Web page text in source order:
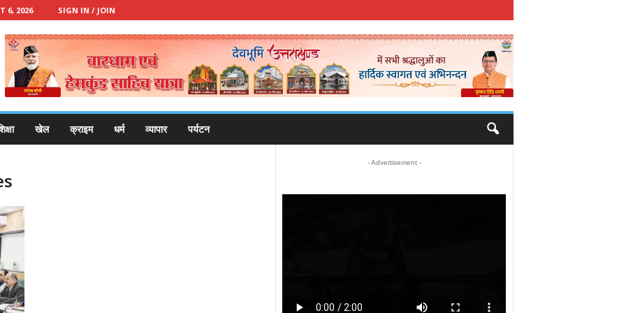
6, 2026 SIGN IN / JOIN
खेल क्राइम धर्म व्यापार पर्यटन
- Advertisement -